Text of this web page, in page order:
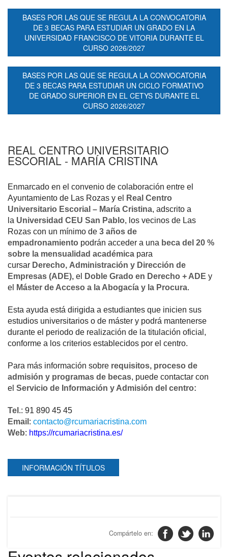
BASES POR LAS QUE SE REGULA LA CONVOCATORIA
DE 3 BECAS PARA ESTUDIAR UN GRADO EN LA
UNIVERSIDAD FRANCISCO DE VITORIA DURANTE EL
CURSO 2026/2027
BASES POR LAS QUE SE REGULA LA CONVOCATORIA
DE 3 BECAS PARA ESTUDIAR UN CICLO FORMATIVO
DE GRADO SUPERIOR EN EL CETYS DURANTE EL
CURSO 2026/2027
REAL CENTRO UNIVERSITARIO
ESCORIAL - MARÍA CRISTINA
Enmarcado en el convenio de colaboración entre el
Ayuntamiento de Las Rozas y el
Real Centro
Universitario Escorial – María Cristina, adscrito a
la Universidad CEU San Pablo, los vecinos de Las
Rozas con un mínimo de 3 años de
empadronamiento podrán acceder a una beca del 20 %
sobre la mensualidad académica para
cursar Derecho, Administración y Dirección de
Empresas (ADE), el Doble Grado en Derecho + ADE y
el
Máster de Acceso a la Abogacía y la Procura.
Esta ayuda está dirigida a estudiantes que inicien sus
estudios universitarios o de máster y podrá mantenerse
durante el periodo de realización de la titulación oficial,
conforme a los criterios establecidos por el centro.
Para más información sobre requisitos, proceso de
admisión y programas de becas, puede contactar con
el Servicio de Información y Admisión del centro:
Tel .: 91 890 45 45
Email : contacto@rcumariacristina.com
Web: https://rcumariacristina.es/
INFORMACIÓN TÍTULOS